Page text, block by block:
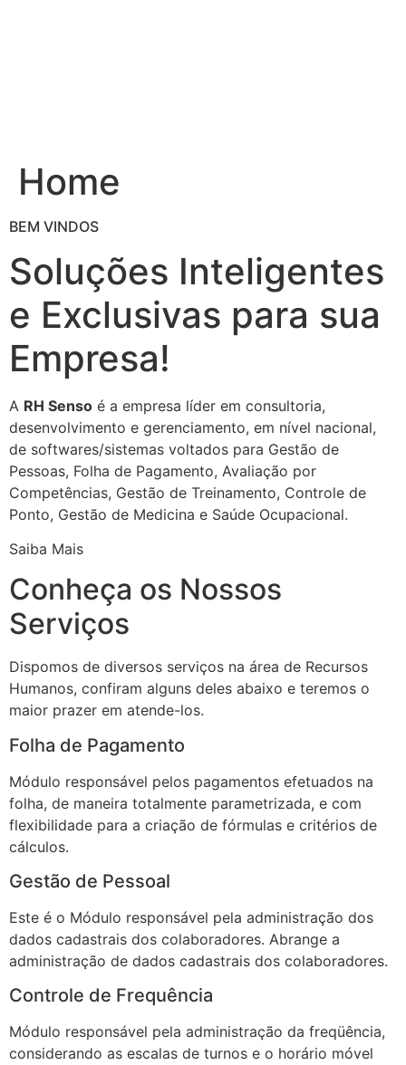
Home
BEM VINDOS
Soluções Inteligentes
e Exclusivas para sua
Empresa!
A RH Senso é a empresa líder em consultoria,
desenvolvimento e gerenciamento, em nível nacional,
de softwares/sistemas voltados para Gestão de
Pessoas, Folha de Pagamento, Avaliação por
Competências, Gestão de Treinamento, Controle de
Ponto, Gestão de Medicina e Saúde Ocupacional.
Saiba Mais
Conheça os Nossos
Serviços
Dispomos de diversos serviços na área de Recursos
Humanos, confiram alguns deles abaixo e teremos o
maior prazer em atende-los.
Folha de Pagamento
Módulo responsável pelos pagamentos efetuados na
folha, de maneira totalmente parametrizada, e com
flexibilidade para a criação de fórmulas e critérios de
cálculos.
Gestão de Pessoal
Este é o Módulo responsável pela administração dos
dados cadastrais dos colaboradores. Abrange a
administração de dados cadastrais dos colaboradores.
Controle de Frequência
Módulo responsável pela administração da freqüência,
considerando as escalas de turnos e o horário móvel